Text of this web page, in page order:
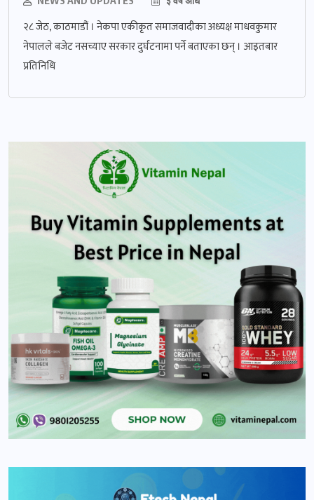
२८ जेठ, काठमाडौं । नेकपा एकीकृत समाजवादीका अध्यक्ष माधवकुमार
नेपालले बजेट नसच्याए सरकार दुर्घटनामा पर्ने बताएका छन् । आइतबार
प्रतिनिधि